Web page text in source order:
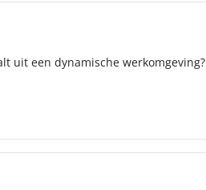
uit een dynamische werkomgeving?